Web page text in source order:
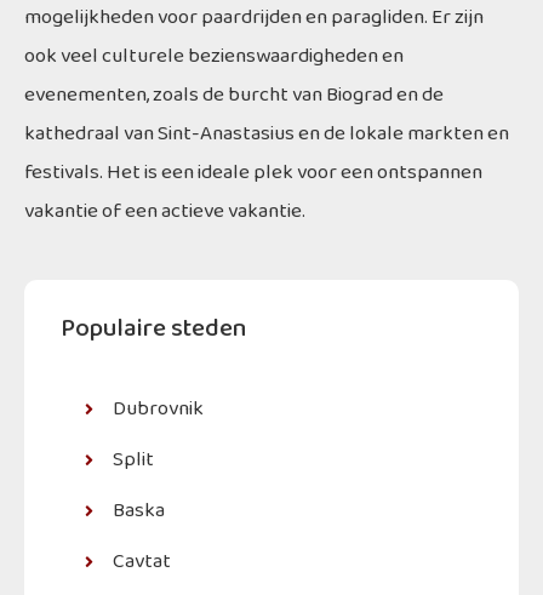
mogelijkheden voor paardrijden en paragliden. Er zijn
ook veel culturele bezienswaardigheden en
evenementen, zoals de burcht van Biograd en de
kathedraal van Sint-Anastasius en de lokale markten en
festivals. Het is een ideale plek voor een ontspannen
vakantie of een actieve vakantie.
Populaire steden
Dubrovnik
Split
Baska
Cavtat